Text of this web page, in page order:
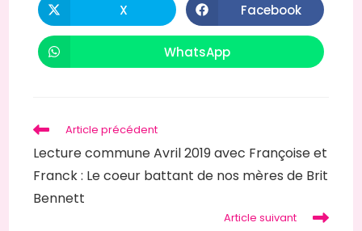
Ouvrir
dans
une
X Ouvrir
dans
une
Facebook
Ouvrir
dans
WhatsApp
Read
articles
Article précédent
Lecture commune Avril 2019 avec Françoise et
Franck : Le coeur battant de nos mères de Brit
Bennett
Article suivant